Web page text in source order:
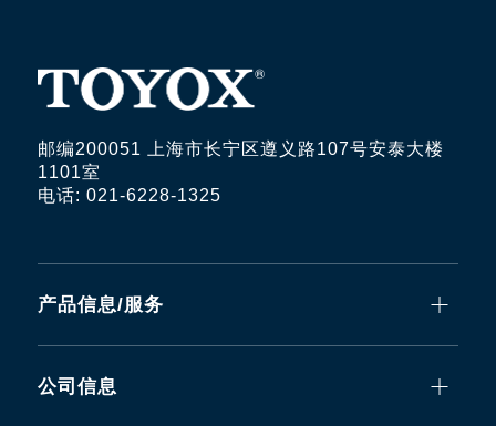
邮编200051 上海市长宁区遵义路107号安泰大楼
1101室
电话: 021-6228-1325
产品信息/服务
公司信息